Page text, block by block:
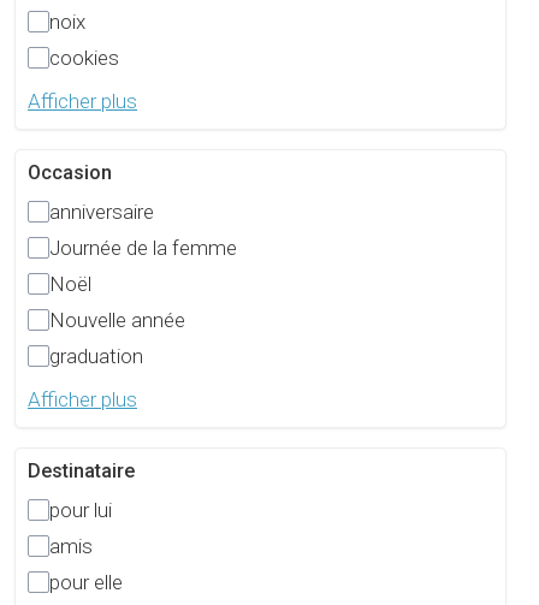
noix
cookies
Afficher plus
Occasion
anniversaire
Journée de la femme
Noël
Nouvelle année
graduation
Afficher plus
Destinataire
pour lui
amis
pour elle